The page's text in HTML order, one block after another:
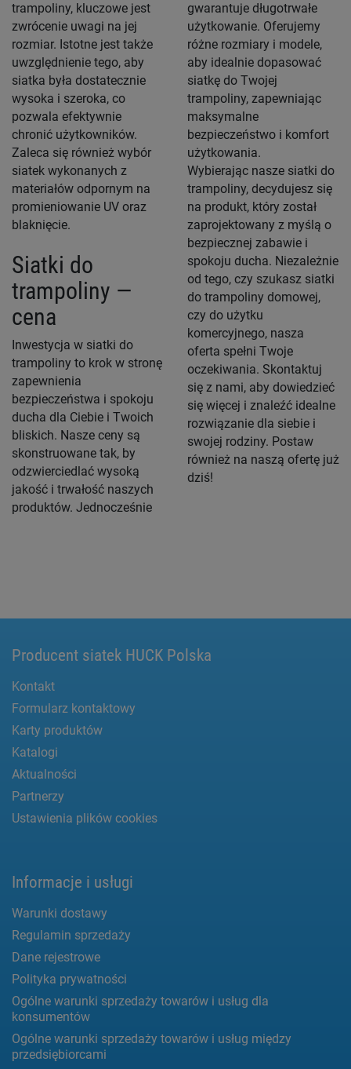
trampoliny, kluczowe jest
zwrócenie uwagi na jej
rozmiar. Istotne jest także
uwzględnienie tego, aby
siatka była dostatecznie
wysoka i szeroka, co
pozwala efektywnie
chronić użytkowników.
Zaleca się również wybór
siatek wykonanych z
materiałów odpornym na
promieniowanie UV oraz
blaknięcie.
Siatki do
trampoliny —
cena
Inwestycja w siatki do
trampoliny to krok w stronę
zapewnienia
bezpieczeństwa i spokoju
ducha dla Ciebie i Twoich
bliskich. Nasze ceny są
skonstruowane tak, by
odzwierciedlać wysoką
jakość i trwałość naszych
produktów. Jednocześnie
gwarantuje długotrwałe
użytkowanie. Oferujemy
różne rozmiary i modele,
aby idealnie dopasować
siatkę do Twojej
trampoliny, zapewniając
maksymalne
bezpieczeństwo i komfort
użytkowania.
Wybierając nasze siatki do
trampoliny, decydujesz się
na produkt, który został
zaprojektowany z myślą o
bezpiecznej zabawie i
spokoju ducha. Niezależnie
od tego, czy szukasz siatki
do trampoliny domowej,
czy do użytku
komercyjnego, nasza
oferta spełni Twoje
oczekiwania. Skontaktuj
się z nami, aby dowiedzieć
się więcej i znaleźć idealne
rozwiązanie dla siebie i
swojej rodziny. Postaw
również na naszą ofertę już
dziś!
Producent siatek HUCK Polska
Kontakt
Formularz kontaktowy
Karty produktów
Katalogi
Aktualności
Partnerzy
Ustawienia plików cookies
Informacje i usługi
Warunki dostawy
Regulamin sprzedaży
Dane rejestrowe
Polityka prywatności
Ogólne warunki sprzedaży towarów i usług dla
konsumentów
Ogólne warunki sprzedaży towarów i usług między
przedsiębiorcami